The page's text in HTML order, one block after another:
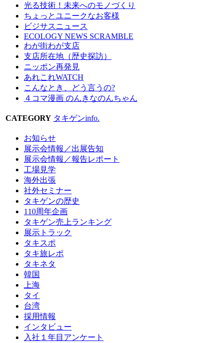
光る技術！未来へのモノづくり
ちょっとユニークなお客様
ビジサスニュース
ECOLOGY NEWS SCRAMBLE
わが街わが支店
支店所在地（歴史探訪）
ニッポン再発見
あれこれWATCH
こんなとき、どう言うの?
４コマ漫画 のんきなのんちゃん
CATEGORY タキゲンinfo.
お知らせ
展示会情報／出展告知
展示会情報／報告レポート
工場見学
海外出張
社外セミナー
タキゲンの歴史
110周年企画
タキゲン売上ランキング
展示トラック
タキスポ
タキ旅レポ
タキネタ
韓国
上海
タイ
台湾
採用情報
インタビュー
入社１年目アンケート